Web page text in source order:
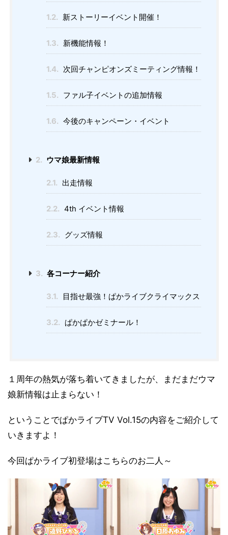
1.2. 新ストーリーイベント開催！
1.3. 新機能情報！
1.4. 次回チャンピオンズミーティング情報！
1.5. ファル子イベントの追加情報
1.6. 今後のキャンペーン・イベント
2. ウマ娘最新情報
2.1. 出走情報
2.2. 4th イベント情報
2.3. グッズ情報
3. 各コーナー紹介
3.1. 目指せ最強！ぱかライブクライマックス
3.2. ぱかぱかゼミナール！
１周年の熱気が落ち着いてきましたが、まだまだウマ
娘新情報は止まらない！
ということでぱかライブTV Vol.15の内容をご紹介して
いきますよ！
今回ぱかライブ初登場はこちらのお二人～